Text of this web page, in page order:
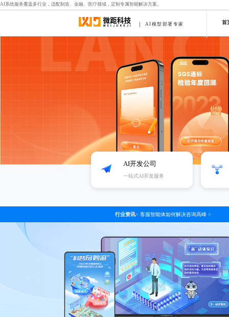
AI系统服务覆盖多行业，适配制造、金融、医疗领域，定制专属智能解决方案。
AI模型部署专家 首
AI开发公司
一站式AI开发服务
行业资讯> 客服智能体如何解决咨询高峰 >